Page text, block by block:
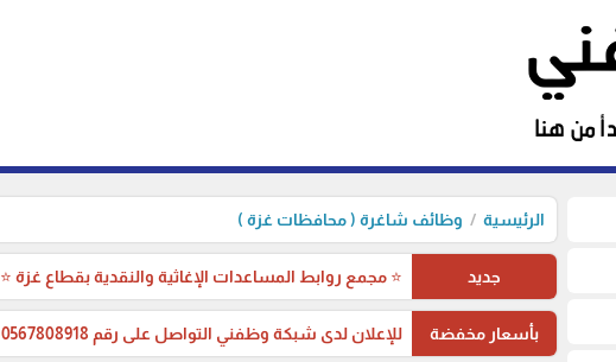
الرئيسية وظائف شاغرة ( محافظات غزة )
جديد ⭐ مجمع روابط المساعدات الإغاثية والنقدية بقطاع غزة ⭐
بأسعار مخفضة للإعلان لدى شبكة وظفني التواصل على رقم 0567808918